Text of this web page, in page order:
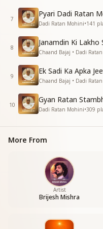
प्रभु तेरा ये प्यारा घर
7
Pyari Dadi Ratan
Dadi Ratan Mohini•141
8
Janamdin Ki Lakho
Chaand Bajaj • Dadi
9
Ek Sadi Ka Apka
Chaand Bajaj • Dadi
10
Gyan Ratan
Dadi Ratan Mohini•309
More From
Artist
Brijesh Mishra